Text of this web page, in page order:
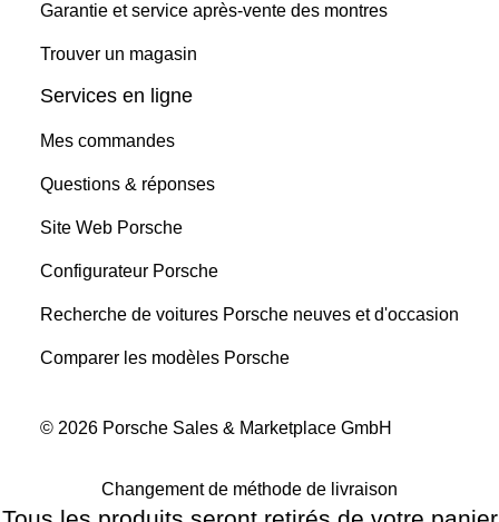
Garantie et service après-vente des montres
Trouver un magasin
Services en ligne
Mes commandes
Questions & réponses
Site Web Porsche
Configurateur Porsche
Recherche de voitures Porsche neuves et d'occasion
Comparer les modèles Porsche
© 2026 Porsche Sales & Marketplace GmbH
Changement de méthode de livraison